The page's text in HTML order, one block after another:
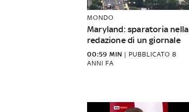
MONDO
Maryland: sparatoria nella
redazione di un giornale
00:59 MIN | PUBBLICATO 8
ANNI FA